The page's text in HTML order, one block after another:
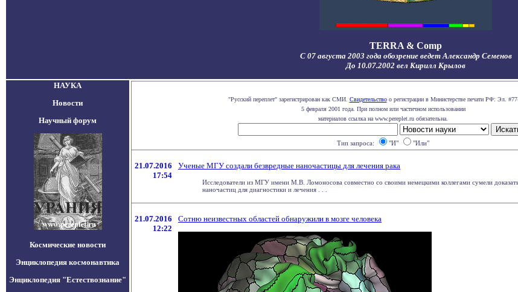
TERRA & Comp
С 07 августа 2003 года обозрение ведет Александр Семенов
До 10.07.2002 вел Кирилл Крылов
НАУКА
Новости
Научный форум
Космические новости
Энциклопедия космонавтика
Энциклопедия "Естествознание"
"Русский переплет" зарегистрирован как СМИ. Свидетельствоо регистрации в Министерстве печати РФ: Эл.
5 февраля 2001 года. При полном или частичном использовании
материалов ссылка на www.pereplet.ru обязательна.
Тип запроса: "И" "Или"
21.07.2016
17:54
Ученые МГУ создали безвредные наночастицы для лечения рака
Исследователи из МГУ имени М.В. Ломоносова совместно со своими немецкими коллегами сумели
наночастиц для диагностики и лечения . . .
21.07.2016
12:22
Сотню неизвестных областей обнаружили в мозге человека